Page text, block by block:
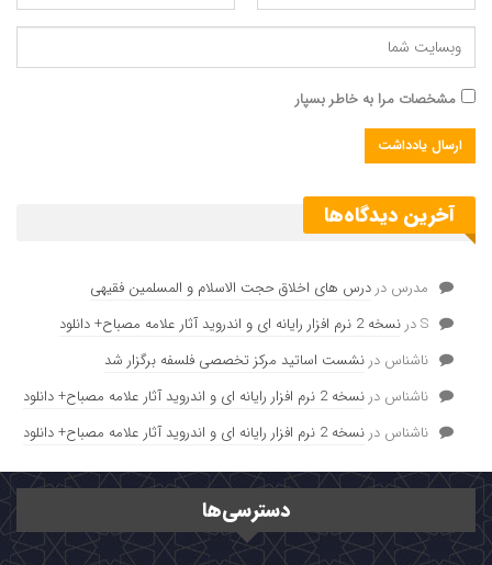
مشخصات مرا به خاطر بسپار
آخرین دیدگاه‌ها
مدرس دردرس های اخلاق حجت الاسلام و المسلمین فقیهی
Sدرنسخه 2 نرم افزار رایانه ای و اندروید آثار علامه مصباح+ دانلود
ناشناس درنشست اساتید مرکز تخصصی فلسفه برگزار شد
ناشناس درنسخه 2 نرم افزار رایانه ای و اندروید آثار علامه مصباح+ دانلود
ناشناس درنسخه 2 نرم افزار رایانه ای و اندروید آثار علامه مصباح+ دانلود
دسترسی‌ها